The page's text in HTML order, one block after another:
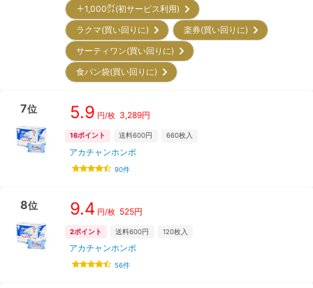
＋1,000㌽(初サービス利用)
ラクマ(買い回りに)
楽券(買い回りに)
サーティワン(買い回りに)
食パン袋(買い回りに)
7位 5.9 円/枚 3,289円
16ポイント 送料600円 660枚入
アカチャンホンポ
90件
8位 9.4 円/枚 525円
2ポイント 送料600円 120枚入
アカチャンホンポ
56件